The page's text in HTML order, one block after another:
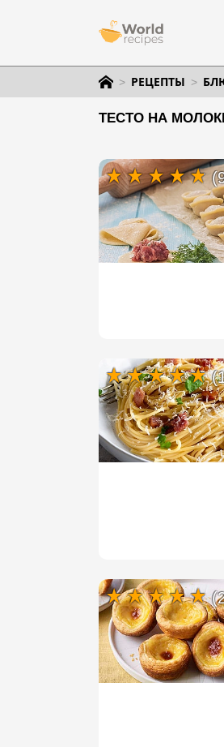
РЕЦЕПТЫ
ТЕСТО НА